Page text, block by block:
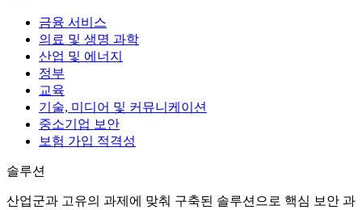
금융 서비스
의료 및 생명 과학
산업 및 에너지
정부
교육
기술, 미디어 및 커뮤니케이션
중소기업 보안
보험 가입 적격성
솔루션
산업군과 고유의 과제에 맞춰 구축된 솔루션으로 핵심 보안 과